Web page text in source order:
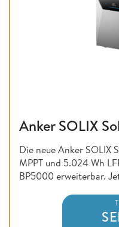
Anker SOLIX
Die neue Anker SOLIX
MPPT und 5.024 Wh
BP5000 erweiterbar.